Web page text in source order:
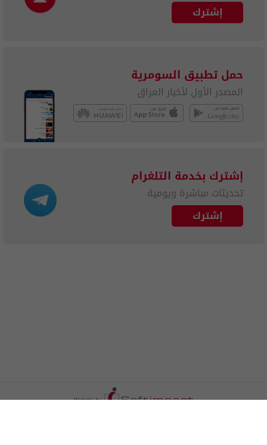
إشترك
حمل تطبيق السومرية
المصدر الأول لأخبار العراق
إشترك بخدمة التلغرام
تحديثات مباشرة ويومية
إشترك